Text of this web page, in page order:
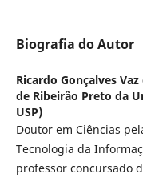
Biografia do Autor
Ricardo Gonçalves
de Ribeirão Preto da
USP)
Doutor em Ciências
Tecnologia da
professor concursado